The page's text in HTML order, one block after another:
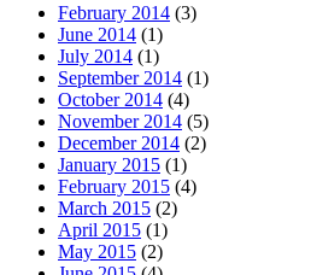
February 2014 (3)
June 2014 (1)
July 2014 (1)
September 2014 (1)
October 2014 (4)
November 2014 (5)
December 2014 (2)
January 2015 (1)
February 2015 (4)
March 2015 (2)
April 2015 (1)
May 2015 (2)